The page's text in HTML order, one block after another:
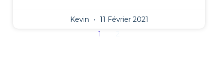
Kevin 11 Février 2021
1